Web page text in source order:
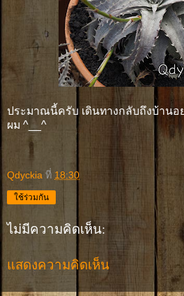
ประมาณนี้ครับ เดินทางกลับถึงบ้านอ
ผม ^__^
Qdyckia ที่ 18:30
ใช้ร่วมกัน
ไม่มีความคิดเห็น:
แสดงความคิดเห็น